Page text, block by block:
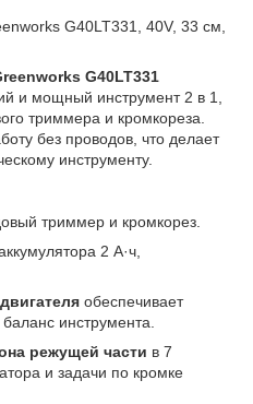
G40LT331, 40V, 33 см,
G40LT331
и мощный инструмент 2 в 1,
триммера и кромкореза.
без проводов, что делает
инструменту.
триммер и кромкорез.
2 А·ч,
обеспечивает
инструмента.
режущей части в 7
и задачи по кромке